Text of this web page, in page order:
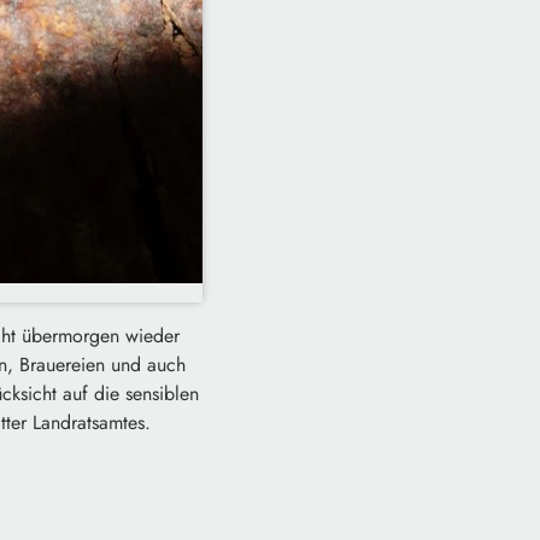
übermorgen wieder
Brauereien und auch
auf die sensiblen
Landratsamtes.